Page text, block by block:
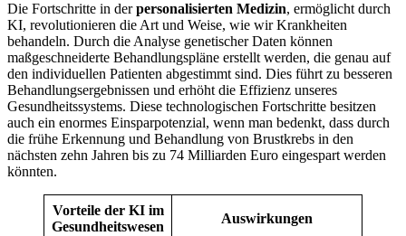
Die Fortschritte in derpersonalisierten Medizin, ermöglicht durch
KI, revolutionieren die Art und Weise, wie wir Krankheiten
behandeln. Durch die Analyse genetischer Daten können
maßgeschneiderte Behandlungspläne erstellt werden, die genau auf
den individuellen Patienten abgestimmt sind. Dies führt zu besseren
Behandlungsergebnissen und erhöht die Effizienz unseres
Gesundheitssystems. Diese technologischen Fortschritte besitzen
auch ein enormes Einsparpotenzial, wenn man bedenkt, dass durch
die frühe Erkennung und Behandlung von Brustkrebs in den
nächsten zehn Jahren bis zu 74 Milliarden Euro eingespart werden
könnten.
Vorteile der KI im
Gesundheitswesen
Auswirkungen